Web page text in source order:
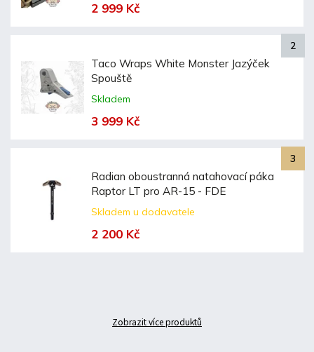
2 999 Kč
Taco Wraps White Monster Jazýček
Spouště
Skladem
3 999 Kč
Radian oboustranná natahovací páka
Raptor LT pro AR-15 - FDE
Skladem u dodavatele
2 200 Kč
Zobrazit více produktů